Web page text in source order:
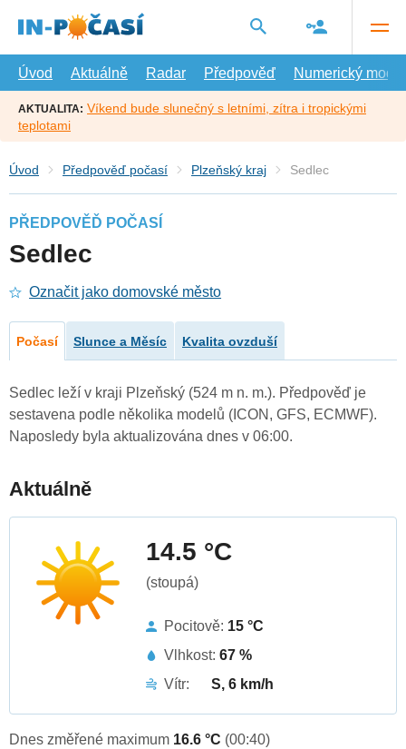
hlavní
Úvod
Aktuálně Radar Předpověď Numerický model
AKTUALITA: Víkend bude slunečný s letními, zítra i tropickými
teplotami
Úvod Předpověď počasí Plzeňský kraj Sedlec
PŘEDPOVĚĎ POČASÍ
Sedlec
Označit jako domovské město
Počasí Slunce a Měsíc Kvalita ovzduší
Sedlec leží v kraji Plzeňský (524 m n. m.). Předpověď je
sestavena podle několika modelů (ICON, GFS, ECMWF).
Naposledy byla aktualizována dnes v 06:00.
Aktuálně
14.5 °C
(stoupá)
Pocitově: 15 °C
Vlhkost: 67 %
Vítr:
S, 6 km/h
Dnes změřené maximum 16.6 °C (00:40)